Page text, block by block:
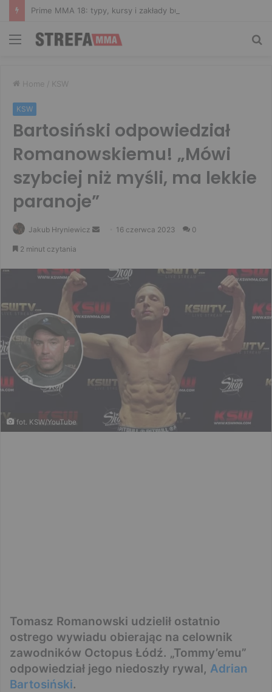
Menu
Home / KSW
KSW
Bartosiński odpowiedział
Romanowskiemu! „Mówi
szybciej niż myśli, ma lekkie
paranoje”
Jakub Hryniewicz
Send 16 czerwca 2023 0
2 minut czytania
fot. KSW/YouTube
Tomasz Romanowski udzielił ostatnio
ostrego wywiadu obierając na celownik
zawodników Octopus Łódź. „Tommy’emu”
odpowiedział jego niedoszły rywal, Adrian
Bartosiński.